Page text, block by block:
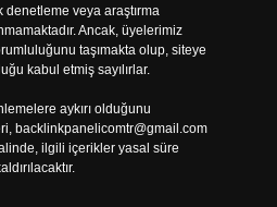
veya araştırma
Ancak, üyelerimiz
taşımakta olup, siteye
kabul etmiş sayılırlar.
aykırı olduğunu
backlinkpanelicomtr@gmail.com
ilgili içerikler yasal süre